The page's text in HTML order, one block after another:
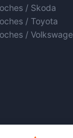
/ Skoda
/ Toyota
/